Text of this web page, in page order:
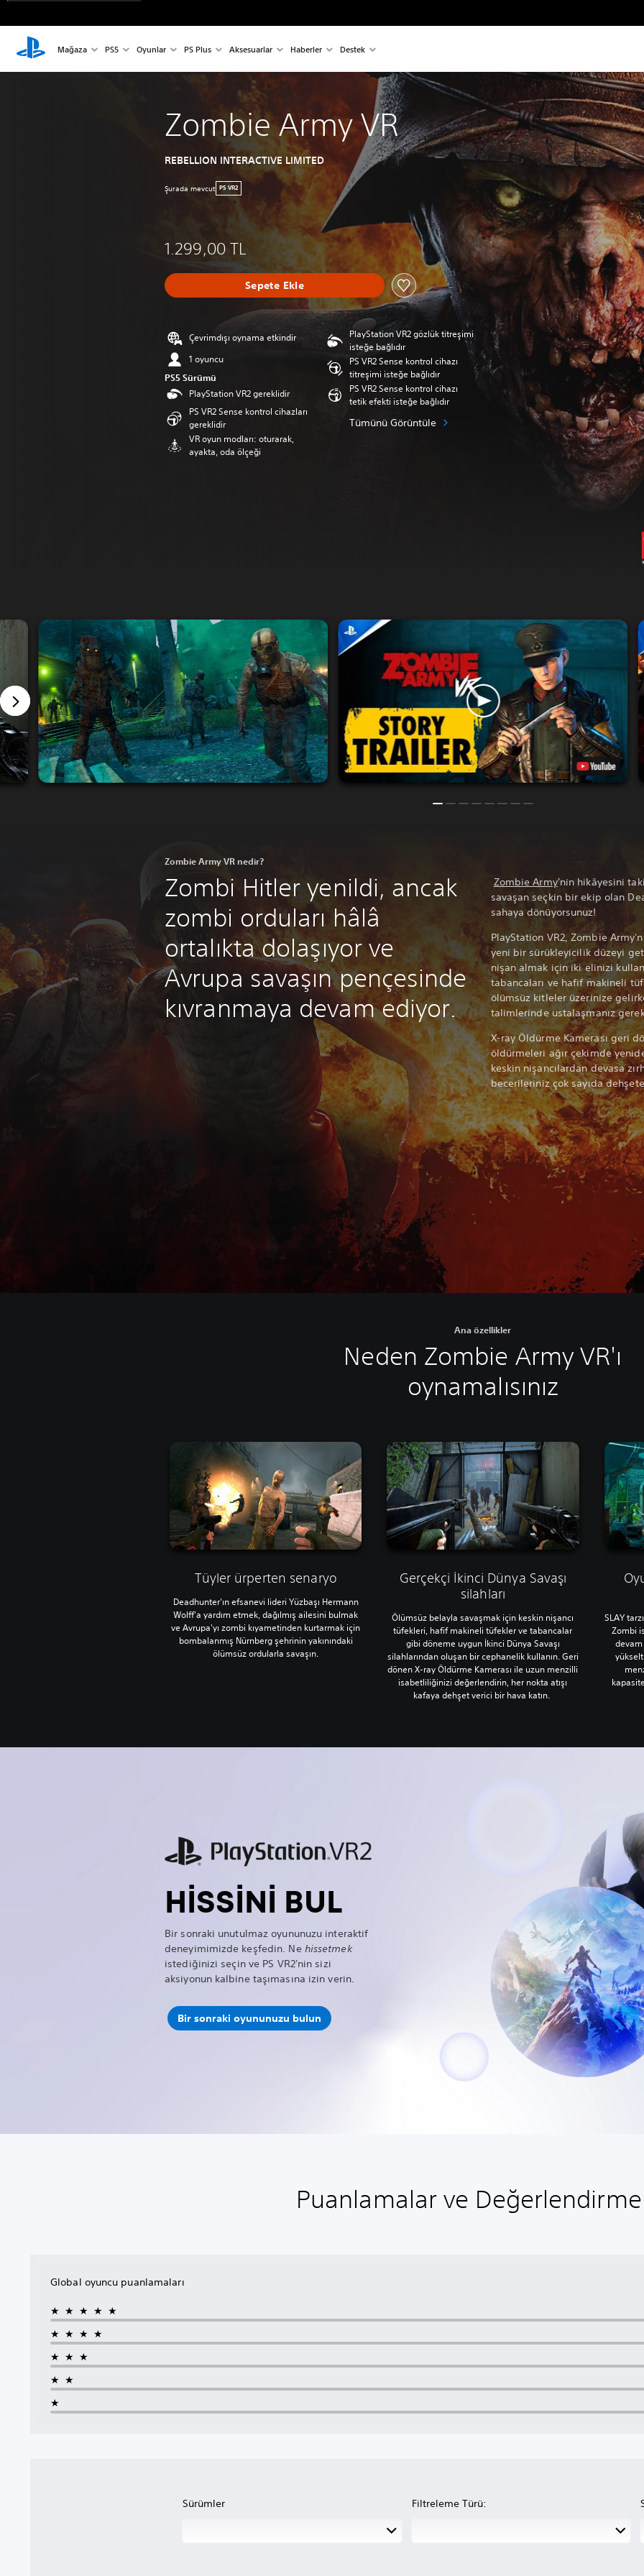
Mağaza PS5 Oyunlar PS Plus Aksesuarlar Haberler Destek
Zombie Army VR
REBELLION INTERACTIVE LIMITED
Şurada mevcut PS VR2
1.299,00 TL
Sepete Ekle
Çevrimdışı oynama etkindir
1 oyuncu
PS5 Sürümü
PlayStation VR2 gereklidir
PS VR2 Sense kontrol cihazları
gereklidir
VR oyun modları: oturarak,
ayakta, oda ölçeği
PlayStation VR2 gözlük titreşimi
isteğe bağlıdır
PS VR2 Sense kontrol cihazı
titreşimi isteğe bağlıdır
PS VR2 Sense kontrol cihazı
tetik efekti isteğe bağlıdır
Tümünü Görüntüle
Zombie Army VR nedir?
Zombi Hitler yenildi, ancak
zombi orduları hâlâ
ortalıkta dolaşıyor ve
Avrupa savaşın pençesinde
kıvranmaya devam ediyor.
Zombie Army'nin hikâyesini
savaşan seçkin bir ekip olan
sahaya dönüyorsunuz!
PlayStation VR2, Zombie
yeni bir sürükleyicilik düzeyi
nişan almak için iki elinizi
tabancaları ve hafif makineli
ölümsüz kitleler üzerinize
talimlerinde ustalaşmanız
X-ray Öldürme Kamerası geri
öldürmeleri ağır çekimde
keskin nişancılardan devasa
becerileriniz çok sayıda
Ana özellikler
Neden Zombie Army VR'ı
oynamalısınız
Tüyler ürperten senaryo
Deadhunter'ın efsanevi lideri Yüzbaşı Hermann
Wolff'a yardım etmek, dağılmış ailesini bulmak
ve Avrupa'yı zombi kıyametinden kurtarmak için
bombalanmış Nürnberg şehrinin yakınındaki
ölümsüz ordularla savaşın.
Gerçekçi İkinci Dünya Savaşı
silahları
Ölümsüz belayla savaşmak için keskin nişancı
tüfekleri, hafif makineli tüfekler ve tabancalar
gibi döneme uygun İkinci Dünya Savaşı
silahlarından oluşan bir cephanelik kullanın. Geri
dönen X-ray Öldürme Kamerası ile uzun menzilli
isabetliliğinizi değerlendirin, her nokta atışı
kafaya dehşet verici bir hava katın.
SLAY
Zombi
devam
HISSINI BUL
Bir sonraki unutulmaz oyununuzu interaktif
deneyimimizde keşfedin. Ne hissetmek
istediğinizi seçin ve PS VR2'nin sizi
aksiyonun kalbine taşımasına izin verin.
Bir sonraki oyununuzu bulun
Puanlamalar ve
Global oyuncu puanlamaları
★★★★★
★★★★
★★★
★★
★
Sürümler Filtreleme Türü: